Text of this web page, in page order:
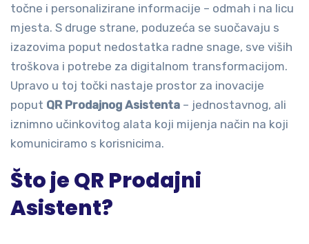
točne i personalizirane informacije – odmah i na licu
mjesta. S druge strane, poduzeća se suočavaju s
izazovima poput nedostatka radne snage, sve viših
troškova i potrebe za digitalnom transformacijom.
Upravo u toj točki nastaje prostor za inovacije
poput QR Prodajnog Asistenta – jednostavnog, ali
iznimno učinkovitog alata koji mijenja način na koji
komuniciramo s korisnicima.
Što je QR Prodajni
Asistent?